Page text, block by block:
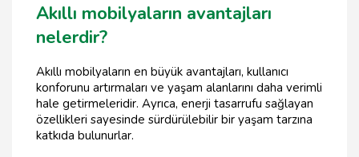
Akıllı mobilyaların avantajları
nelerdir?
Akıllı mobilyaların en büyük avantajları, kullanıcı
konforunu artırmaları ve yaşam alanlarını daha verimli
hale getirmeleridir. Ayrıca, enerji tasarrufu sağlayan
özellikleri sayesinde sürdürülebilir bir yaşam tarzına
katkıda bulunurlar.